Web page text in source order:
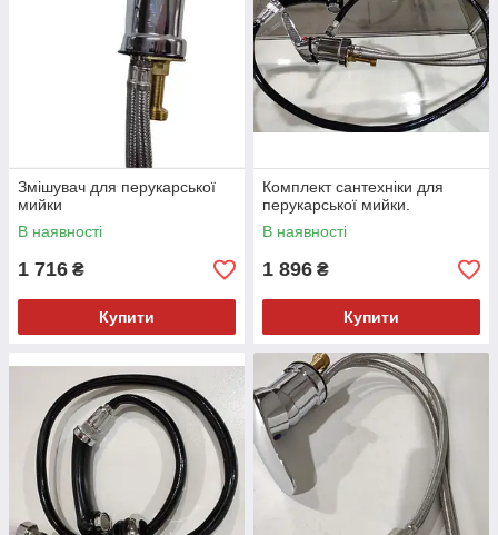
Змішувач для перукарської
мийки
В наявності
1 716 ₴
Купити
Комплект сантехніки для
перукарської мийки.
В наявності
1 896 ₴
Купити